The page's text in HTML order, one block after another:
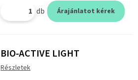
db Árajánlatot kérek
BIO-ACTIVE LIGHT
Részletek